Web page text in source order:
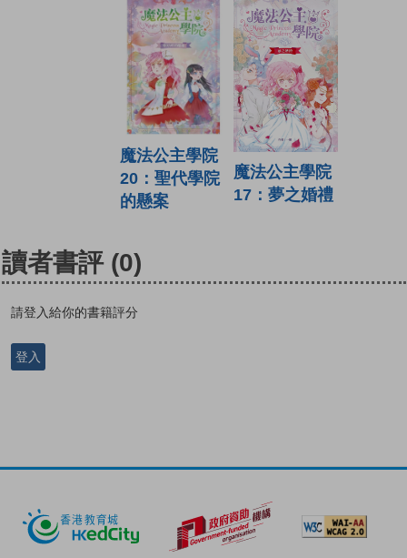
魔法公主學院
20：聖代學院
的懸案
魔法公主學院
17：夢之婚禮
讀者書評 (0)
請登入給你的書籍評分
登入